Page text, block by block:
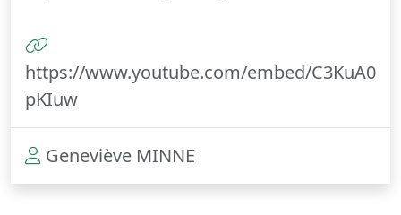
https://www.youtube.com/embed/C3KuA0
pKIuw
Geneviève MINNE